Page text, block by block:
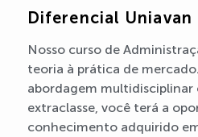
Diferencial Uniavan
Nosso curso de
teoria à prática de
abordagem multidisciplinar
extraclasse, você terá a
conhecimento adquirido